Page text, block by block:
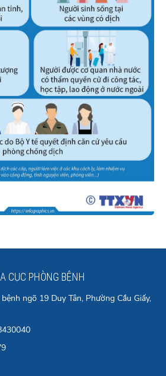
CỤC PHÒNG BỆNH
ngõ 19 Duy Tân, Phường Cầu Giấy,